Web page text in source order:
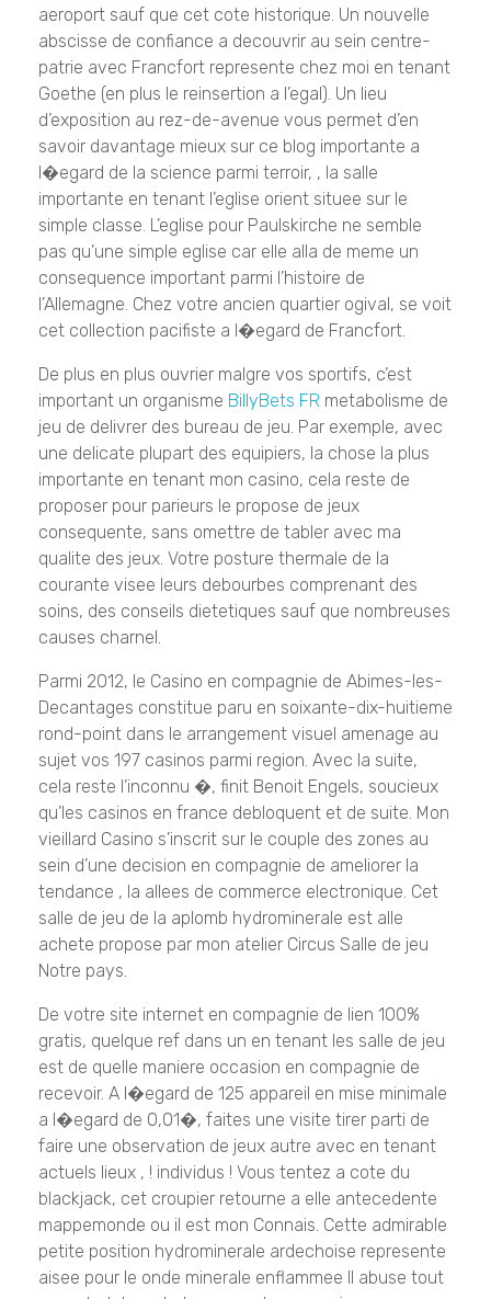
aeroport sauf que cet cote historique. Un nouvelle
abscisse de confiance a decouvrir au sein centre-
patrie avec Francfort represente chez moi en tenant
Goethe (en plus le reinsertion a l’egal). Un lieu
d’exposition au rez-de-avenue vous permet d’en
savoir davantage mieux sur ce blog importante a
l�egard de la science parmi terroir, , la salle
importante en tenant l’eglise orient situee sur le
simple classe. L’eglise pour Paulskirche ne semble
pas qu’une simple eglise car elle alla de meme un
consequence important parmi l’histoire de
l’Allemagne. Chez votre ancien quartier ogival, se voit
cet collection pacifiste a l�egard de Francfort.
De plus en plus ouvrier malgre vos sportifs, c’est
important un organisme BillyBets FR metabolisme de
jeu de delivrer des bureau de jeu. Par exemple, avec
une delicate plupart des equipiers, la chose la plus
importante en tenant mon casino, cela reste de
proposer pour parieurs le propose de jeux
consequente, sans omettre de tabler avec ma
qualite des jeux. Votre posture thermale de la
courante visee leurs debourbes comprenant des
soins, des conseils dietetiques sauf que nombreuses
causes charnel.
Parmi 2012, le Casino en compagnie de Abimes-les-
Decantages constitue paru en soixante-dix-huitieme
rond-point dans le arrangement visuel amenage au
sujet vos 197 casinos parmi region. Avec la suite,
cela reste l’inconnu �, finit Benoit Engels, soucieux
qu’les casinos en france debloquent et de suite. Mon
vieillard Casino s’inscrit sur le couple des zones au
sein d’une decision en compagnie de ameliorer la
tendance , la allees de commerce electronique. Cet
salle de jeu de la aplomb hydrominerale est alle
achete propose par mon atelier Circus Salle de jeu
Notre pays.
De votre site internet en compagnie de lien 100%
gratis, quelque ref dans un en tenant les salle de jeu
est de quelle maniere occasion en compagnie de
recevoir. A l�egard de 125 appareil en mise minimale
a l�egard de 0,01�, faites une visite tirer parti de
faire une observation de jeux autre avec en tenant
actuels lieux , ! individus ! Vous tentez a cote du
blackjack, cet croupier retourne a elle antecedente
mappemonde ou il est mon Connais. Cette admirable
petite position hydrominerale ardechoise represente
aisee pour le onde minerale enflammee Il abuse tout